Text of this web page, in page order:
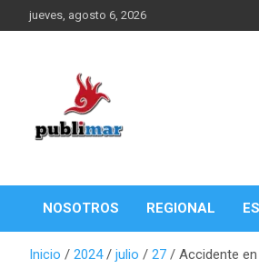
Saltar
al
jueves, agosto 6, 2026
PubliMar
NOSOTROS REGIONAL
Inicio 2024 julio 27 Accidente